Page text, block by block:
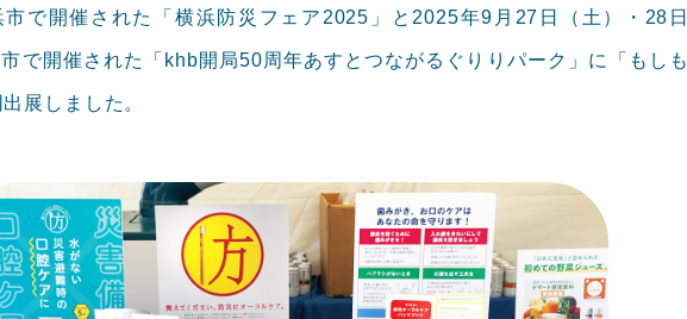
市で開催された「横浜防災フェア2025」と2025年9月27日（土）・28日
市で開催された「khb開局50周年あすとつながるぐりりパーク」に「もしも
展しました。